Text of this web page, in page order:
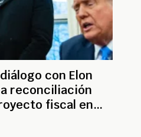
con Elon
reconciliación
fiscal en